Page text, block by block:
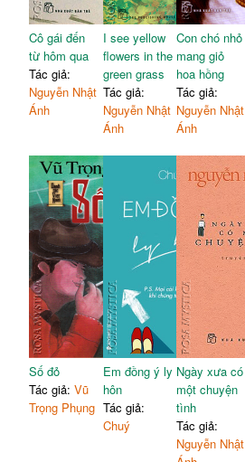
Cô gái đến
từ hôm qua
Tác giả:
Nguyễn Nhật
Ánh
I see yellow
flowers in the
green grass
Tác giả:
Nguyễn Nhật
Ánh
Con chó nhỏ
mang giỏ
hoa hồng
Tác giả:
Nguyễn Nhật
Ánh
Số đỏ
Tác giả:Vũ
Trọng Phụng
Em đồng ý ly
hôn
Tác giả:
Chuý
Ngày xưa có
một chuyện
tình
Tác giả:
Nguyễn Nhật